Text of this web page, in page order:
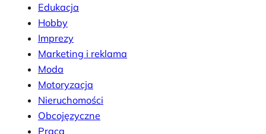
Edukacja
Hobby
Imprezy
Marketing i reklama
Moda
Motoryzacja
Nieruchomości
Obcojęzyczne
Praca